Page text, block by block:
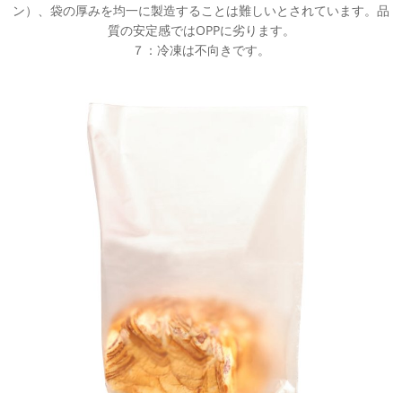
ン）、袋の厚みを均一に製造することは難しいとされています。品
質の安定感ではOPPに劣ります。
７：冷凍は不向きです。